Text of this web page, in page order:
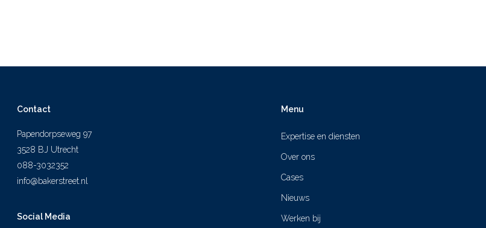
Contact
Papendorpseweg 97
3528 BJ Utrecht
088-3032352
info@bakerstreet.nl
Social Media
Menu
Expertise en diensten
Over ons
Cases
Nieuws
Werken bij